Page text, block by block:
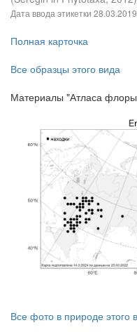
Дата ввода этикетки 28.03.2019
Полная карточка
Все образцы этого вида
Материалы "Атласа
Все фото в природе этого